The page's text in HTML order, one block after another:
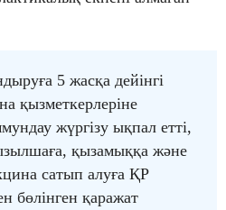
5 жасқа дейінгі
қызметкерлеріне
жүргізу ықпал етті,
қызамыққа және
сатып алуға ҚР
бөлінген қаражат